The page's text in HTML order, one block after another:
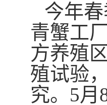
今年
青蟹工
方养殖
殖试验
究。 5月